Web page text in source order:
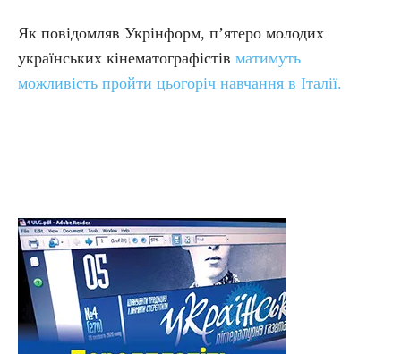
Як повідомляв Укрінформ, п’ятеро молодих
українських кінематографістів матимуть
можливість пройти цьогоріч навчання в Італії.